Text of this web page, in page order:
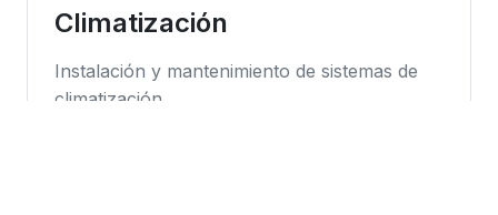
Climatización
Instalación y mantenimiento de sistemas de
climatización